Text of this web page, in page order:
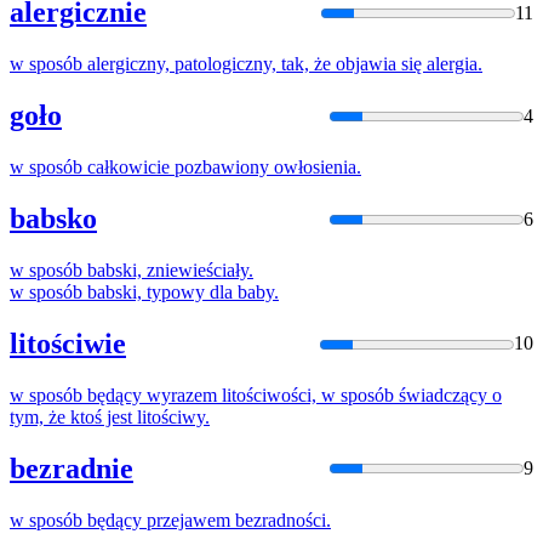
alergicznie 11
w sposób alergiczny, patologiczny, tak, że objawia się alergia.
goło 4
w sposób całkowicie pozbawiony owłosienia.
babsko 6
w sposób babski, zniewieściały.
w sposób babski, typowy dla baby.
litościwie 10
w sposób będący wyrazem litościwości, w sposób świadczący o
tym, że ktoś jest litościwy.
bezradnie 9
w sposób będący przejawem bezradności.